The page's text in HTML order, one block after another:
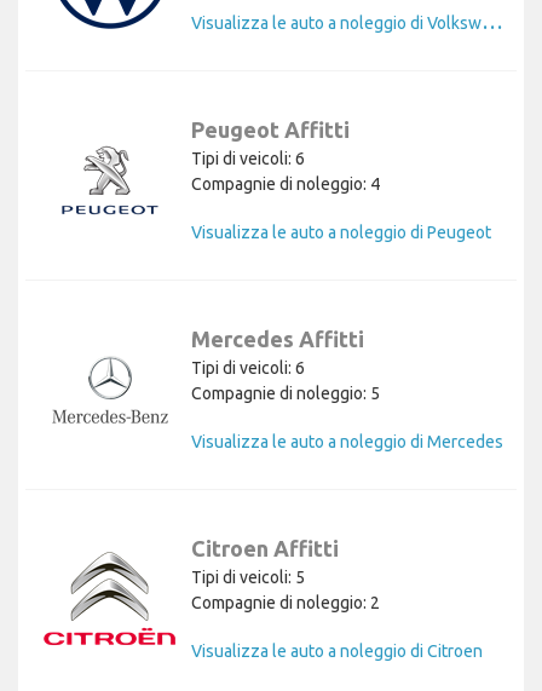
V
isualizza le auto a noleggio di Volkswagen
Peugeot Affitti
Tipi di veicoli: 6
Compagnie di noleggio: 4
Visualizza le auto a noleggio di Peugeot
Mercedes Affitti
Tipi di veicoli: 6
Compagnie di noleggio: 5
Visualizza le auto a noleggio di Mercedes
Citroen Affitti
Tipi di veicoli: 5
Compagnie di noleggio: 2
Visualizza le auto a noleggio di Citroen